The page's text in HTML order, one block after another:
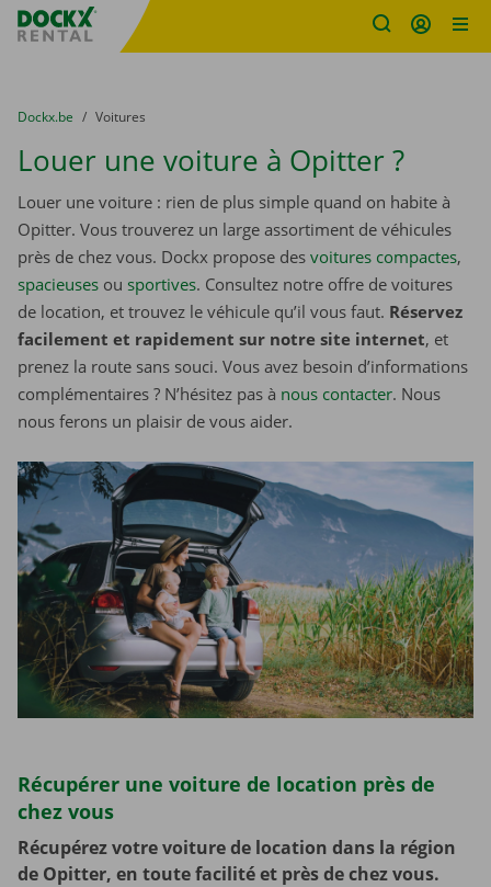
sitename
You are here:
du
Dockx.be to
Voitures
Louer une voiture à Opitter ?
Louer une voiture : rien de plus simple quand on habite à
Opitter. Vous trouverez un large assortiment de véhicules
près de chez vous. Dockx propose des voitures compactes,
spacieuses ou sportives. Consultez notre offre de voitures
de location, et trouvez le véhicule qu’il vous faut. Réservez
facilement et rapidement sur notre site internet, et
prenez la route sans souci. Vous avez besoin d’informations
complémentaires ? N’hésitez pas à nous contacter. Nous
nous ferons un plaisir de vous aider.
Récupérer une voiture de location près de
chez vous
Récupérez votre voiture de location dans la région
de Opitter, en toute facilité et près de chez vous.